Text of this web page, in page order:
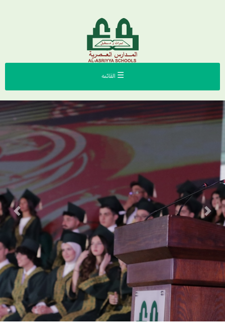
☰ القائمه
Previous Next